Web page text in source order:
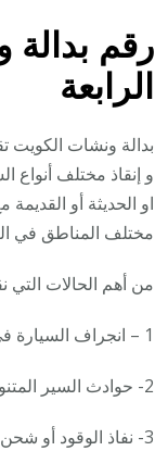
رقم
الرابعة
بدالة ونشات الكويت
و إنقاذ مختلف أنواع
او الحديثة أو
مختلف المناطق في
من أهم الحالات التي
1 – انجراف السيارة في الطرق الطينية .
2- حوادث السير المتنوعة ( لا سمح الله ) .
3- نفاذ الوقود أو شحن بطارية السيارة .